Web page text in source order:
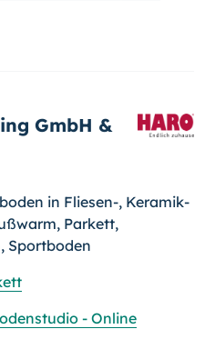
GmbH &
in Fliesen-, Keramik-
Parkett,
Sportboden
- Online